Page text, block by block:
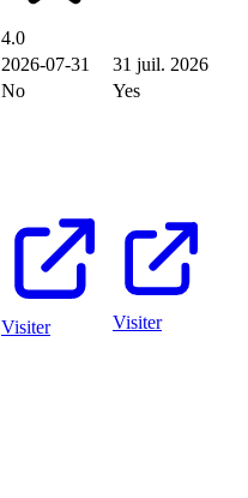
4.0
2026-07-31
31 juil. 2026
No Yes
Visiter Visiter